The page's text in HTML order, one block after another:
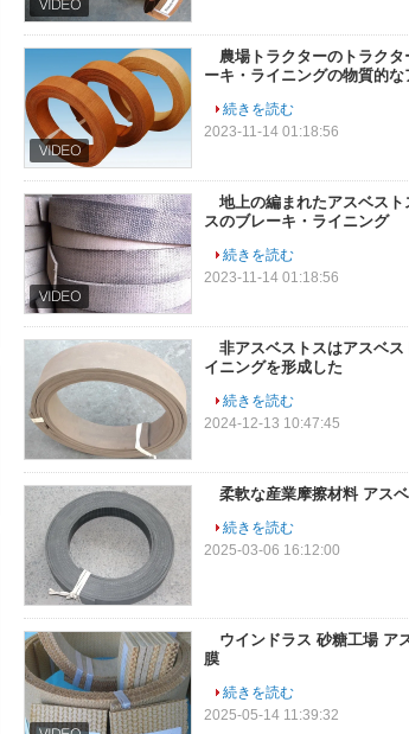
農場トラクターのトラク
ーキ・ライニングの物質的な
続きを読む
2023-11-14 01:18:56
地上の編まれたアスベス
スのブレーキ・ライニング
続きを読む
2023-11-14 01:18:56
非アスベストスはアスベ
イニングを形成した
続きを読む
2024-12-13 10:47:45
柔軟な産業摩擦材料 アス
続きを読む
2025-03-06 16:12:00
ウインドラス 砂糖工場 ア
膜
続きを読む
2025-05-14 11:39:32